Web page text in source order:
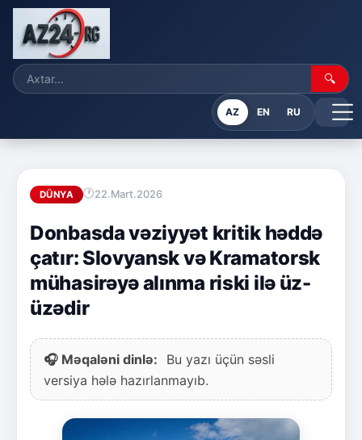
🔍
AZ EN RU
DÜNYA 22.Mart.2026
Donbasda vəziyyət kritik həddə
çatır: Slovyansk və Kramatorsk
mühasirəyə alınma riski ilə üz-
üzədir
🎧 Məqaləni dinlə:
Bu yazı üçün səsli
versiya hələ hazırlanmayıb.